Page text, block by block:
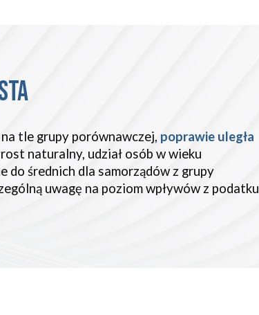
tle grupy porównawczej, poprawie uległa
naturalny, udział osób w wieku
do średnich dla samorządów z grupy
uwagę na poziom wpływów z podatku